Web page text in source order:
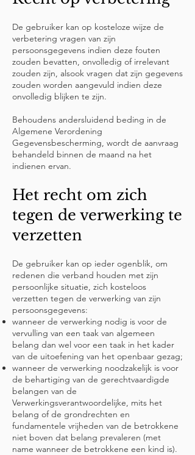
De gebruiker kan op kosteloze wijze de
verbetering vragen van zijn
persoonsgegevens indien deze fouten
zouden bevatten, onvolledig of irrelevant
zouden zijn, alsook vragen dat zijn gegevens
zouden worden aangevuld indien deze
onvolledig blijken te zijn.
Behoudens andersluidend beding in de
Algemene Verordening
Gegevensbescherming, wordt de aanvraag
behandeld binnen de maand na het
indienen ervan.
Het recht om zich
tegen de verwerking te
verzetten
De gebruiker kan op ieder ogenblik, om
redenen die verband houden met zijn
persoonlijke situatie, zich kosteloos
verzetten tegen de verwerking van zijn
persoonsgegevens:
wanneer de verwerking nodig is voor de
vervulling van een taak van algemeen
belang dan wel voor een taak in het kader
van de uitoefening van het openbaar gezag;
wanneer de verwerking noodzakelijk is voor
de behartiging van de gerechtvaardigde
belangen van de
Verwerkingsverantwoordelijke, mits het
belang of de grondrechten en
fundamentele vrijheden van de betrokkene
niet boven dat belang prevaleren (met
name wanneer de betrokkene een kind is).